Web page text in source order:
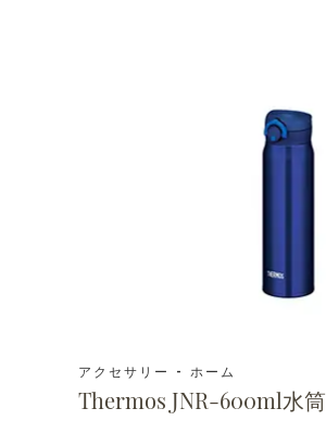
アクセサリー - ホーム
Thermos JNR-600ml水筒